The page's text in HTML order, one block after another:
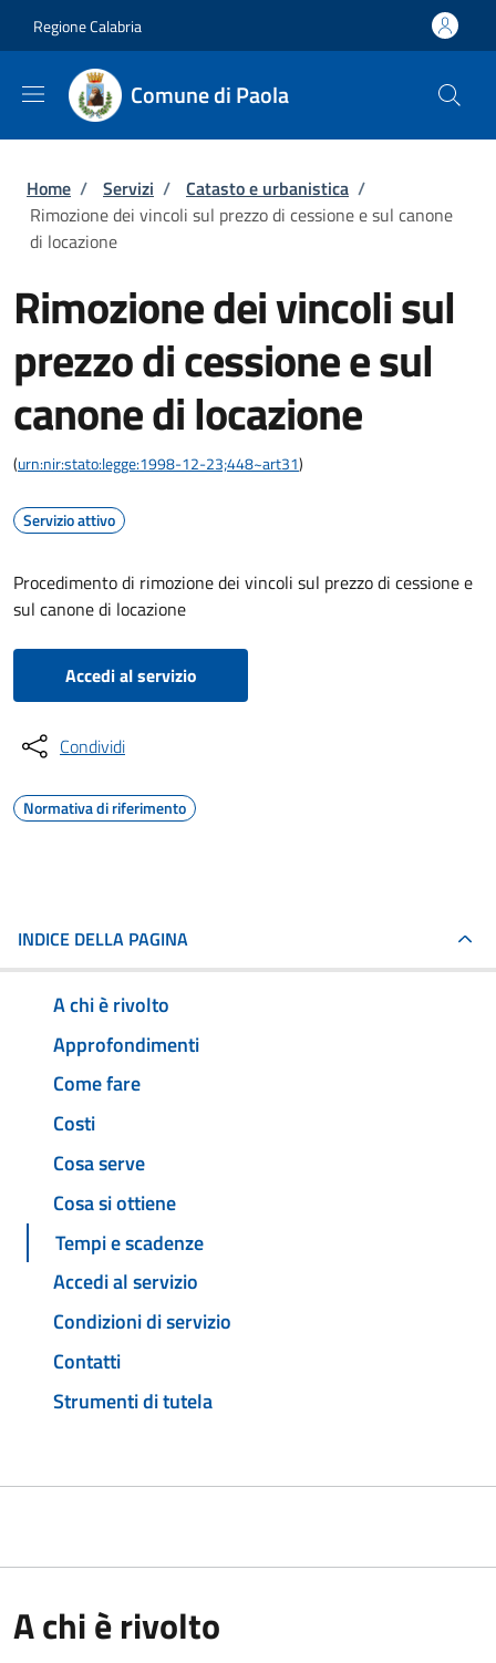
Regione Calabria
Comune di Paola
Briciole di pane
Home / Servizi / Catasto e urbanistica /
Rimozione dei vincoli sul prezzo di cessione e sul canone
di locazione
Rimozione dei vincoli sul
prezzo di cessione e sul
canone di locazione
(urn:nir:stato:legge:1998-12-23;448~art31)
Servizio attivo
Procedimento di rimozione dei vincoli sul prezzo di cessione e
sul canone di locazione
Accedi al servizio
Condividi
Normativa di riferimento
INDICE DELLA PAGINA
A chi è rivolto
Approfondimenti
Come fare
Costi
Cosa serve
Cosa si ottiene
Tempi e scadenze
Accedi al servizio
Condizioni di servizio
Contatti
Strumenti di tutela
A chi è rivolto